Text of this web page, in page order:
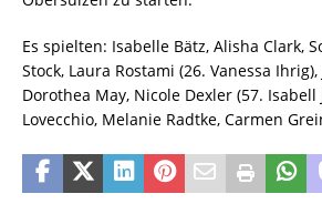
Es spielten: Isabelle Bätz, Alisha Clark,
Stock, Laura Rostami (26. Vanessa
Dorothea May, Nicole Dexler (57. Isabell
Lovecchio, Melanie Radtke, Carmen